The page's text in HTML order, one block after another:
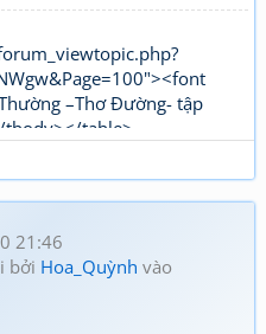
–Thơ Đường- tập
table>
color="red"><b>Thơ
1</b></font></a></td></tr>
21:46
bởi Hoa_Quỳnh vào